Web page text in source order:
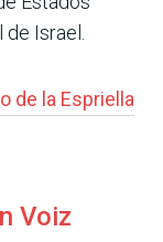
Israel.
de la Espriella
Voiz